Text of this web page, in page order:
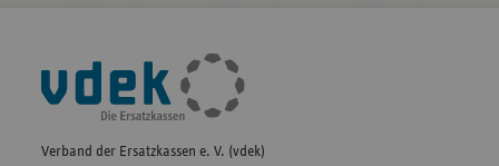
Fußleisten-
Navigation
Verband der Ersatzkassen e. V. (vdek)